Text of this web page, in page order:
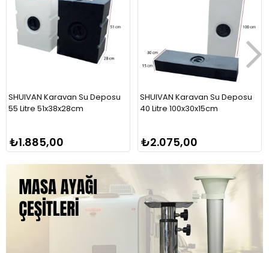
SHUIVAN Karavan Su Deposu
55 Litre 51x38x28cm
₺1.885,00
SHUIVAN Karavan Su Deposu
40 Litre 100x30x15cm
₺2.075,00